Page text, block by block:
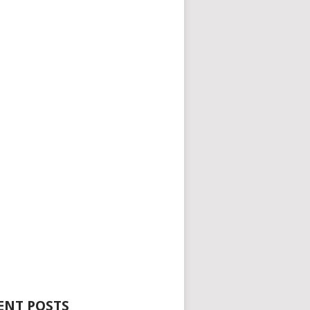
POSTS